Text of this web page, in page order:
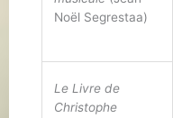
Noël Segrestaa)
Le Livre de
Christophe